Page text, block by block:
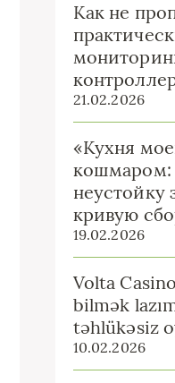
Как не
21.02.2026
«Кухня
кошмаром:
неустойку
кривую
19.02.2026
Volta
bilmək
təhlükəsiz
10.02.2026